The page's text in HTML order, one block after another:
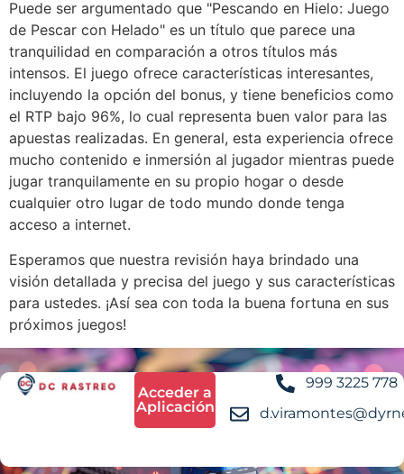
Puede ser argumentado que "Pescando en Hielo: Juego
de Pescar con Helado" es un título que parece una
tranquilidad en comparación a otros títulos más
intensos. El juego ofrece características interesantes,
incluyendo la opción del bonus, y tiene beneficios como
el RTP bajo 96%, lo cual representa buen valor para las
apuestas realizadas. En general, esta experiencia ofrece
mucho contenido e inmersión al jugador mientras puede
jugar tranquilamente en su propio hogar o desde
cualquier otro lugar de todo mundo donde tenga
acceso a internet.
Esperamos que nuestra revisión haya brindado una
visión detallada y precisa del juego y sus características
para ustedes. ¡Así sea con toda la buena fortuna en sus
próximos juegos!
Acceder a
Aplicación
999 3225 778